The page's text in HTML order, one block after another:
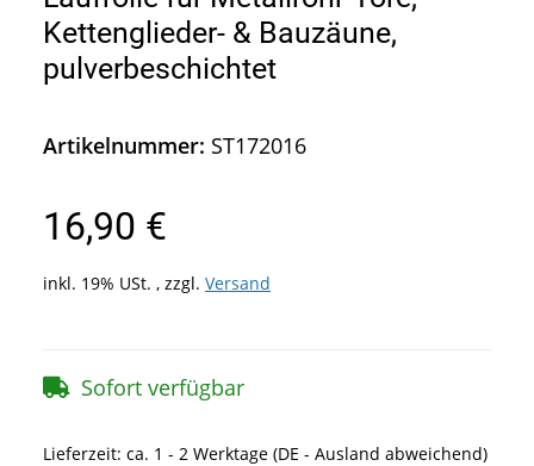
Kettenglieder- & Bauzäune,
pulverbeschichtet
Artikelnummer: ST172016
16,90 €
inkl. 19% USt. , zzgl. Versand
Sofort verfügbar
Lieferzeit: ca. 1 - 2 Werktage (DE - Ausland abweichend)